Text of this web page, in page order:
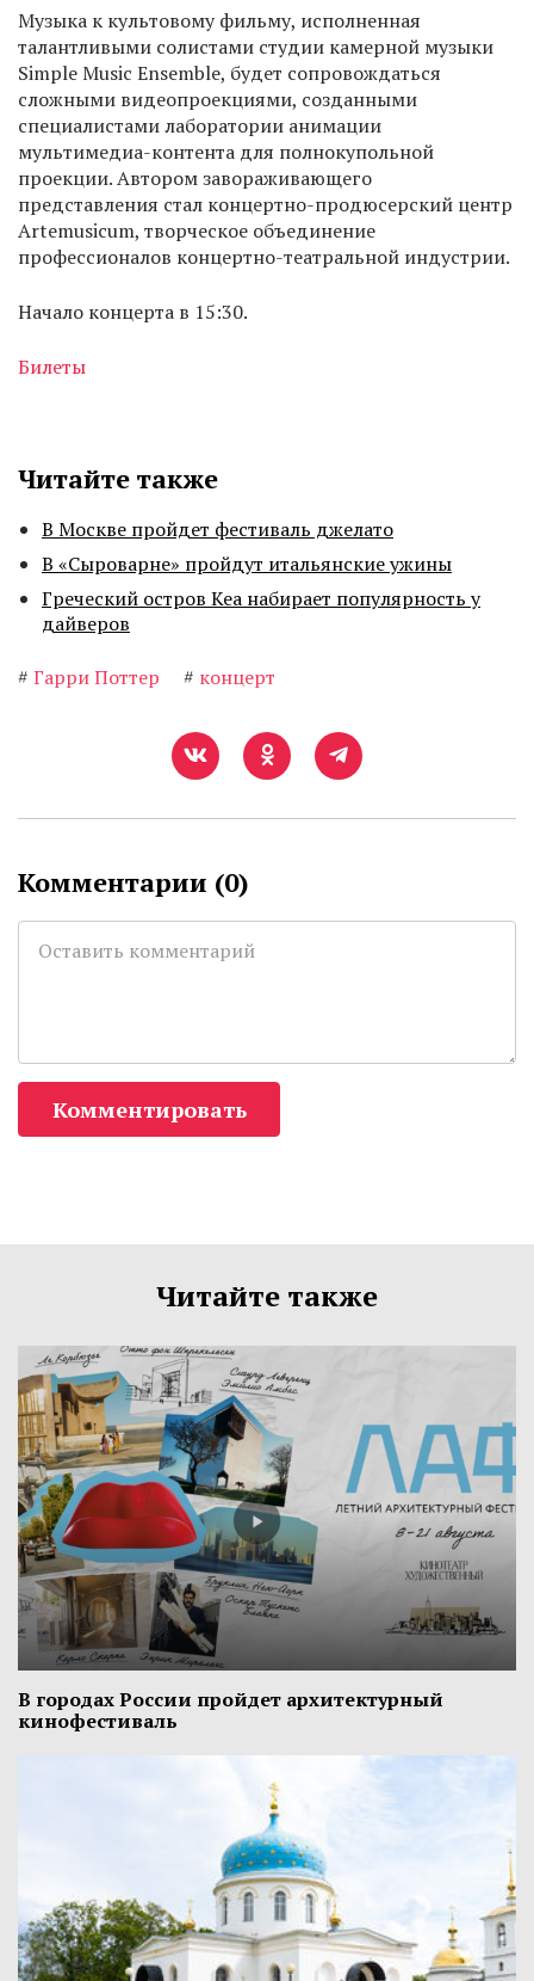
Музыка к культовому фильму, исполненная
талантливыми солистами студии камерной музыки
Simple Music Ensemble, будет сопровождаться
сложными видеопроекциями, созданными
специалистами лаборатории анимации
мультимедиа-контента для полнокупольной
проекции. Автором завораживающего
представления стал концертно-продюсерский центр
Artemusicum, творческое объединение
профессионалов концертно-театральной индустрии.
Начало концерта в 15:30.
Билеты
Читайте также
В Москве пройдет фестиваль джелато
В «Сыроварне» пройдут итальянские ужины
Греческий остров Кеа набирает популярность у
дайверов
# Гарри Поттер # концерт
Комментарии (0)
Комментировать
Читайте также
В городах России пройдет архитектурный
кинофестиваль